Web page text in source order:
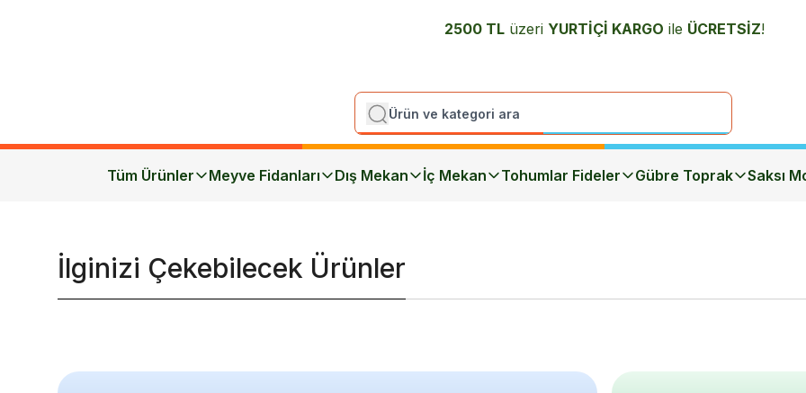
2500 TL üzeri YURTİÇİ KARGO ile ÜCRETSİZ!
Tüm Ürünler Meyve Fidanları Dış Mekan İç Mekan Tohumlar Fideler Gübre Toprak Saksı
İlginizi Çekebilecek Ürünler